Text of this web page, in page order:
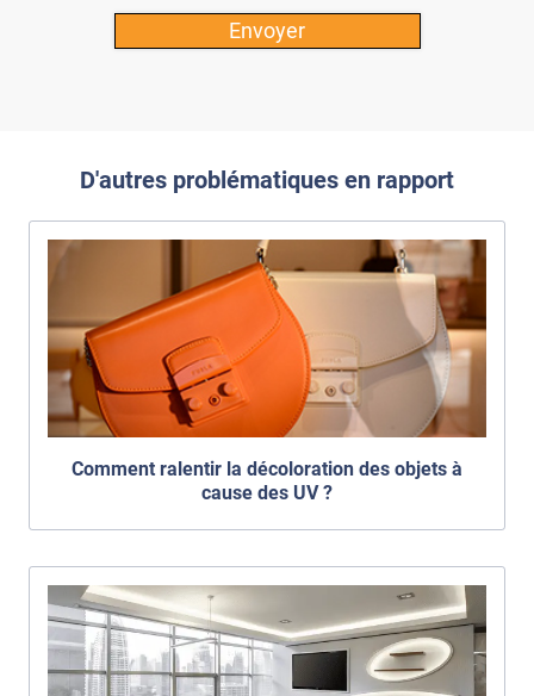
Envoyer
D'autres problématiques en rapport
Comment ralentir la décoloration des objets à
cause des UV ?